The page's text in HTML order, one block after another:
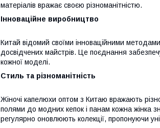
матеріалів вражає своєю різноманітністю.
Інноваційне виробництво
Китай відомий своїми інноваційними
досвідчених майстрів. Це поєднання
кожної моделі.
Стиль та різноманітність
Жіночі капелюхи оптом з Китаю вражають
полями до модних кепок і панам кожна жінка
регулярно оновлюють колекції, пропонуючи